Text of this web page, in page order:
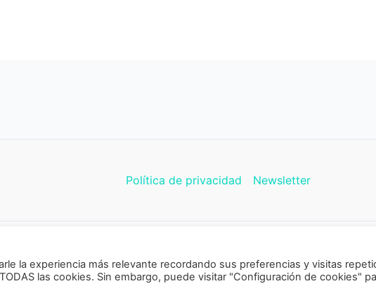
Política de privacidad Newsletter
la experiencia más relevante recordando sus preferencias y visitas
las cookies. Sin embargo, puede visitar "Configuración de cookies"